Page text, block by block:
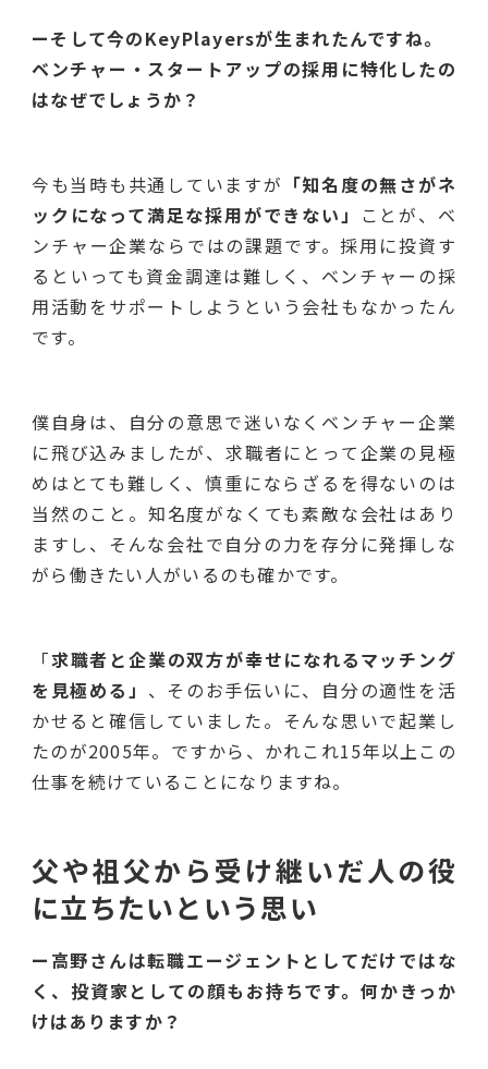
ーそして今のKeyPlayersが生まれたんですね。
ベンチャー・スタートアップの採用に特化したの
はなぜでしょうか？
今も当時も共通していますが 「知名度の無さがネ
ックになって満足な採用ができない」
ことが、ベ
ンチャー企業ならではの課題です。採用に投資す
るといっても資金調達は難しく、ベンチャーの採
用活動をサポートしようという会社もなかったん
です。
僕自身は、自分の意思で迷いなくベンチャー企業
に飛び込みましたが、求職者にとって企業の見極
めはとても難しく、慎重にならざるを得ないのは
当然のこと。知名度がなくても素敵な会社はあり
ますし、そんな会社で自分の力を存分に発揮しな
がら働きたい人がいるのも確かです。
「求職者と企業の双方が幸せになれるマッチング
を見極める」 、そのお手伝いに、自分の適性を活
かせると確信していました。そんな思いで起業し
たのが2005年。ですから、かれこれ15年以上この
仕事を続けていることになりますね。
父や祖父から受け継いだ人の役
に立ちたいという思い
ー高野さんは転職エージェントとしてだけではな
く、投資家としての顔もお持ちです。何かきっか
けはありますか？